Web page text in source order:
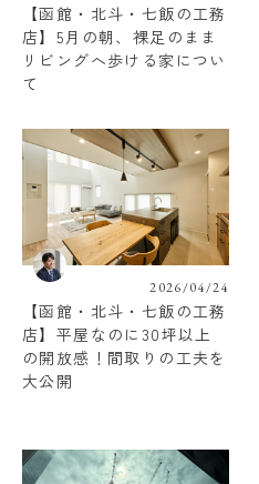
【函館・北斗・七飯の工務
店】5月の朝、裸足のまま
リビングへ歩ける家につい
て
2026/04/24
【函館・北斗・七飯の工務
店】平屋なのに30坪以上
の開放感！間取りの工夫を
大公開